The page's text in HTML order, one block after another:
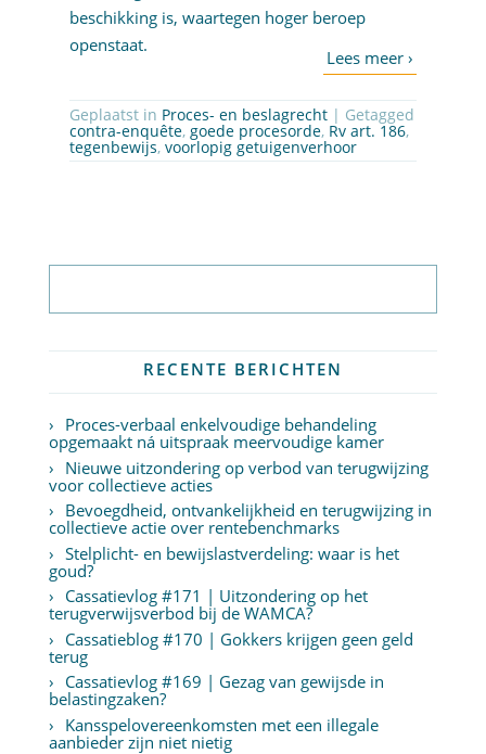
beschikking is, waartegen hoger beroep
openstaat.
Geplaatst in Proces- en beslagrecht | Getagged
contra-enquête, goede procesorde, Rv art. 186,
tegenbewijs, voorlopig getuigenverhoor
RECENTE BERICHTEN
Proces-verbaal enkelvoudige behandeling
opgemaakt ná uitspraak meervoudige kamer
Nieuwe uitzondering op verbod van terugwijzing
voor collectieve acties
Bevoegdheid, ontvankelijkheid en terugwijzing in
collectieve actie over rentebenchmarks
Stelplicht- en bewijslastverdeling: waar is het
goud?
Cassatievlog #171 | Uitzondering op het
terugverwijsverbod bij de WAMCA?
Cassatieblog #170 | Gokkers krijgen geen geld
terug
Cassatievlog #169 | Gezag van gewijsde in
belastingzaken?
Kansspelovereenkomsten met een illegale
aanbieder zijn niet nietig